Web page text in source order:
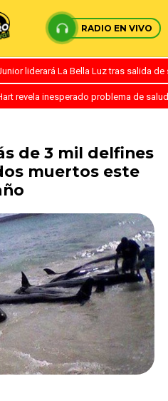
RADIO EN VIVO
liderará La Bella Luz tras salida
revela inesperado problema de
de 3 mil delfines
muertos este